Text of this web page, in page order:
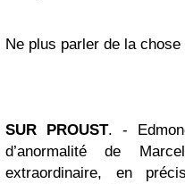
Ne plus parler de la
SUR PROUST. -
d’anormalité de
extraordinaire, en